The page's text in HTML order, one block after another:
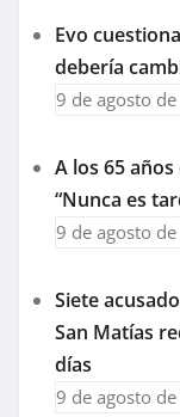
Evo
debería
9 de agosto
A los 65
“Nunca es
9 de agosto
Siete
San Matías
días
9 de agosto